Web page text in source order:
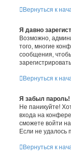
Вернуться к
Я давно
Возможно,
того, многие
сообщения,
Вернуться к
Я забыл пароль!
Не паникуйте!
входа на
сможете войти
Если не удалось
Вернуться к